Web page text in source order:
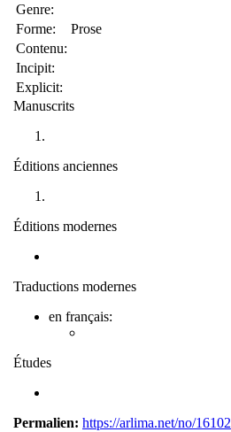
Genre:
Forme:
Prose
Contenu:
Incipit:
Explicit:
Manuscrits
Éditions anciennes
Éditions modernes
Traductions modernes
en français:
Études
Permalien: https://arlima.net/no/16102